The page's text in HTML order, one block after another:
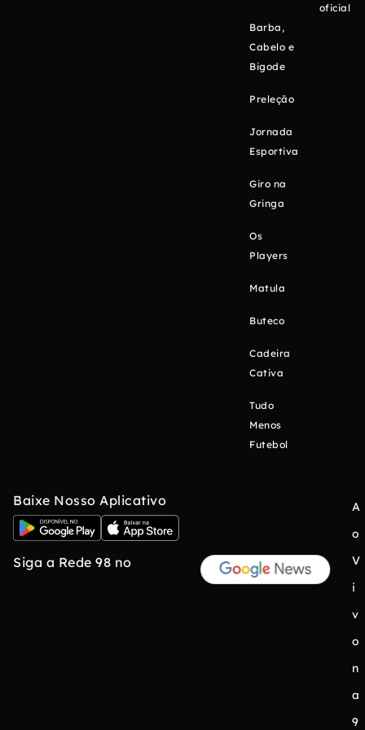
Barba,
Cabelo e
Bigode
Preleção
Jornada
Esportiva
Giro na
Gringa
Os
Players
Matula
Buteco
Cadeira
Cativa
Tudo
Menos
Futebol
oficial
Baixe Nosso Aplicativo
Siga a Rede 98 no
A
o
V
i
v
o
n
a
9